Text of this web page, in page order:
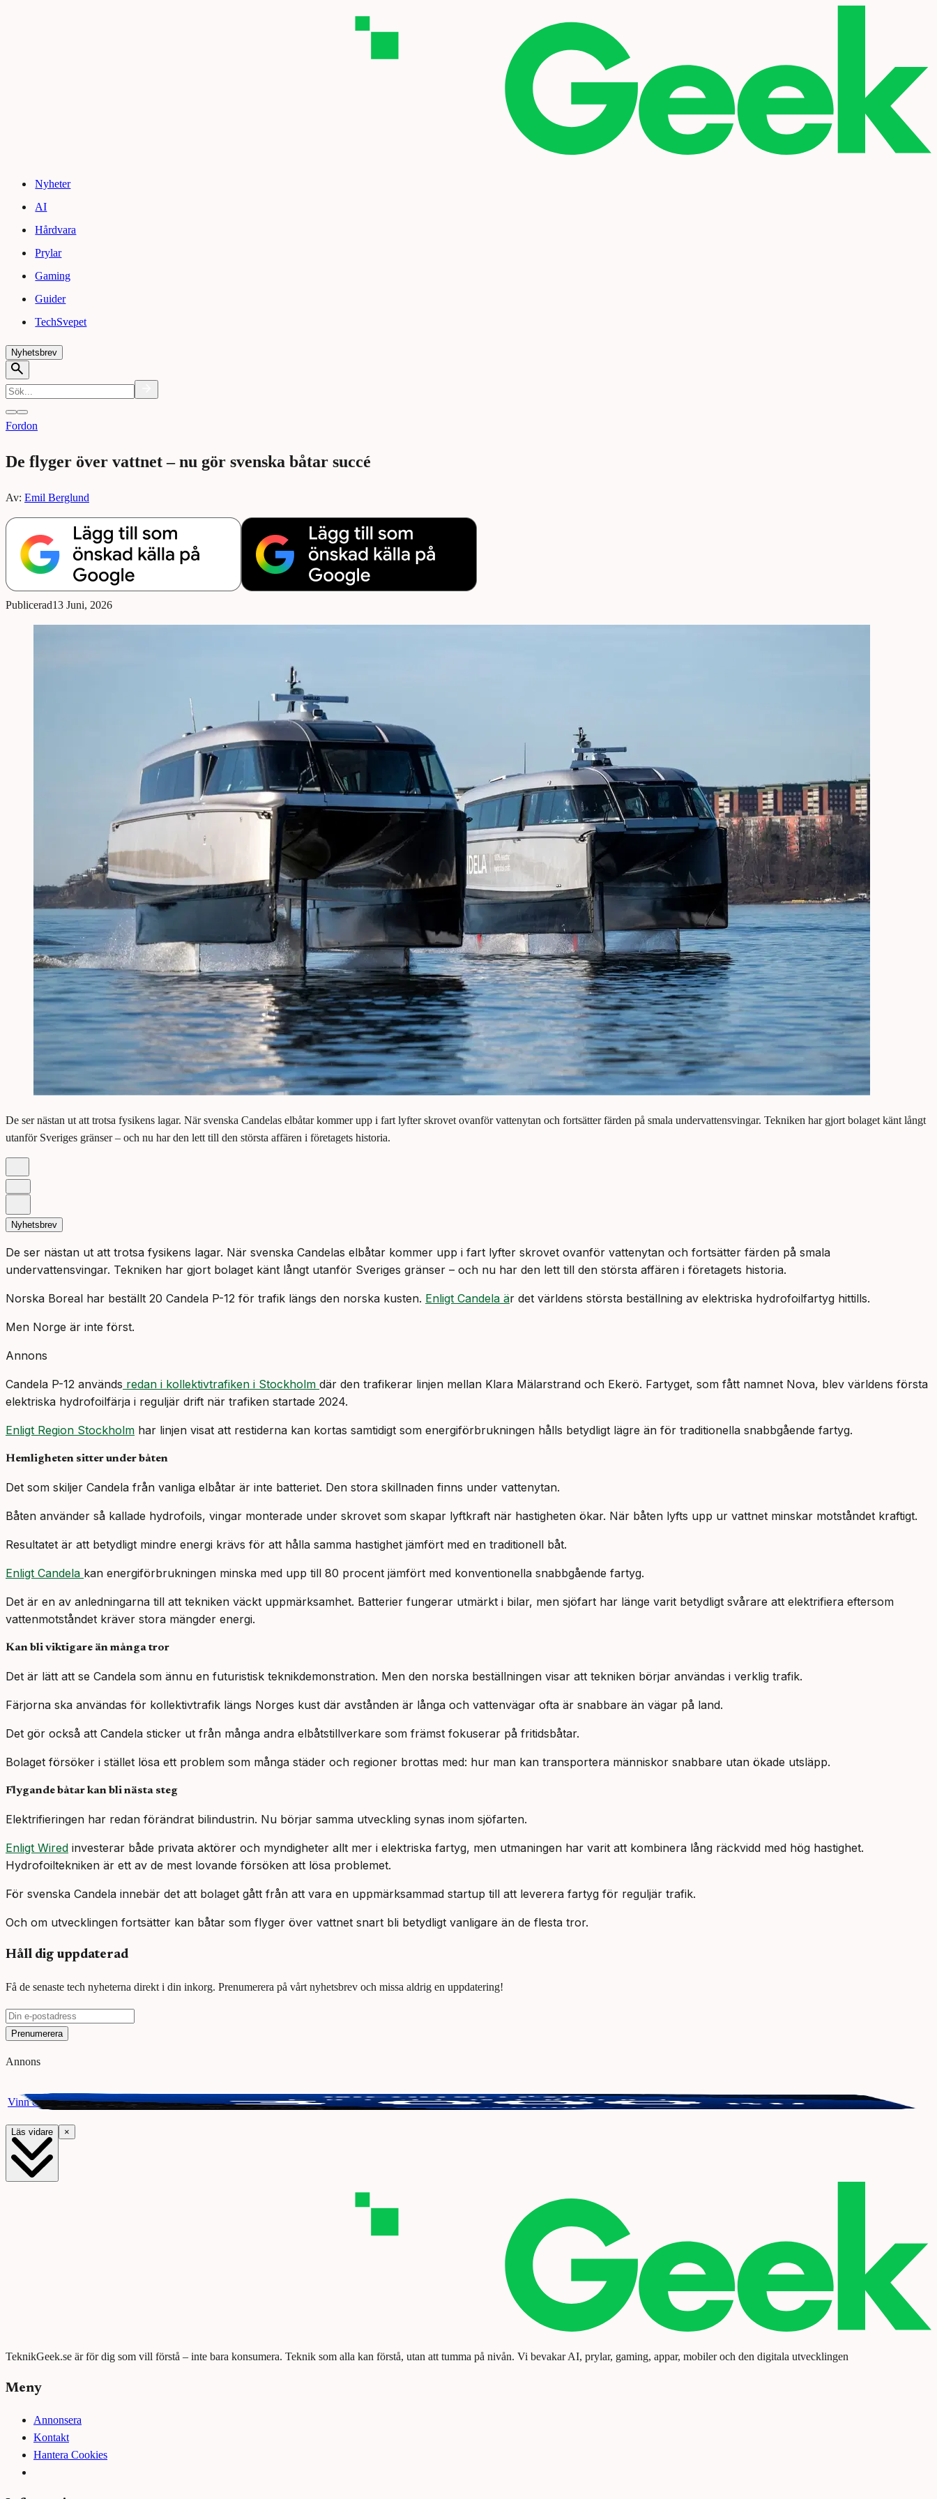
Nyheter
AI
Hårdvara
Prylar
Gaming
Guider
TechSvepet
Nyhetsbrev
Fordon
De flyger över vattnet – nu gör svenska båtar succé
Av: Emil Berglund
Publicerad13 Juni, 2026
De ser nästan ut att trotsa fysikens lagar. När svenska Candelas elbåtar kommer upp i fart lyfter skrovet ovanför vattenytan och fortsätter färden på smala undervattensvingar. Tekniken har gjort bolaget känt långt
utanför Sveriges gränser – och nu har den lett till den största affären i företagets historia.
Nyhetsbrev
De ser nästan ut att trotsa fysikens lagar. När svenska Candelas elbåtar kommer upp i fart lyfter skrovet ovanför vattenytan och fortsätter färden på smala
undervattensvingar. Tekniken har gjort bolaget känt långt utanför Sveriges gränser – och nu har den lett till den största affären i företagets historia.
Norska Boreal har beställt 20 Candela P-12 för trafik längs den norska kusten. Enligt Candela är det världens största beställning av elektriska hydrofoilfartyg hittills.
Men Norge är inte först.
Annons
Candela P-12 används redan i kollektivtrafiken i Stockholm där den trafikerar linjen mellan Klara Mälarstrand och Ekerö. Fartyget, som fått namnet Nova, blev världens första
elektriska hydrofoilfärja i reguljär drift när trafiken startade 2024.
Enligt Region Stockholm har linjen visat att restiderna kan kortas samtidigt som energiförbrukningen hålls betydligt lägre än för traditionella snabbgående fartyg.
Hemligheten sitter under båten
Det som skiljer Candela från vanliga elbåtar är inte batteriet. Den stora skillnaden finns under vattenytan.
Båten använder så kallade hydrofoils, vingar monterade under skrovet som skapar lyftkraft när hastigheten ökar. När båten lyfts upp ur vattnet minskar motståndet kraftigt.
Resultatet är att betydligt mindre energi krävs för att hålla samma hastighet jämfört med en traditionell båt.
Enligt Candela kan energiförbrukningen minska med upp till 80 procent jämfört med konventionella snabbgående fartyg.
Det är en av anledningarna till att tekniken väckt uppmärksamhet. Batterier fungerar utmärkt i bilar, men sjöfart har länge varit betydligt svårare att elektrifiera eftersom
vattenmotståndet kräver stora mängder energi.
Kan bli viktigare än många tror
Det är lätt att se Candela som ännu en futuristisk teknikdemonstration. Men den norska beställningen visar att tekniken börjar användas i verklig trafik.
Färjorna ska användas för kollektivtrafik längs Norges kust där avstånden är långa och vattenvägar ofta är snabbare än vägar på land.
Det gör också att Candela sticker ut från många andra elbåtstillverkare som främst fokuserar på fritidsbåtar.
Bolaget försöker i stället lösa ett problem som många städer och regioner brottas med: hur man kan transportera människor snabbare utan ökade utsläpp.
Flygande båtar kan bli nästa steg
Elektrifieringen har redan förändrat bilindustrin. Nu börjar samma utveckling synas inom sjöfarten.
Enligt Wired investerar både privata aktörer och myndigheter allt mer i elektriska fartyg, men utmaningen har varit att kombinera lång räckvidd med hög hastighet.
Hydrofoiltekniken är ett av de mest lovande försöken att lösa problemet.
För svenska Candela innebär det att bolaget gått från att vara en uppmärksammad startup till att leverera fartyg för reguljär trafik.
Och om utvecklingen fortsätter kan båtar som flyger över vattnet snart bli betydligt vanligare än de flesta tror.
Håll dig uppdaterad
Få de senaste tech nyheterna direkt i din inkorg. Prenumerera på vårt nyhetsbrev och missa aldrig en uppdatering!
Prenumerera
Annons
Vinn ett presentkort på Webhallen. Delta i vår giveaway för chansen att vinna 3000 kr.
Läs vidare ×
TeknikGeek.se är för dig som vill förstå – inte bara konsumera. Teknik som alla kan förstå, utan att tumma på nivån. Vi bevakar AI, prylar, gaming, appar, mobiler och den digitala utvecklingen
Meny
Annonsera
Kontakt
Hantera Cookies